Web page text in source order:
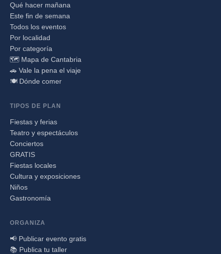
Qué hacer mañana
Este fin de semana
Todos los eventos
Por localidad
Por categoría
🗺️ Mapa de Cantabria
🚗 Vale la pena el viaje
🍽️ Dónde comer
TIPOS DE PLAN
Fiestas y ferias
Teatro y espectáculos
Conciertos
GRATIS
Fiestas locales
Cultura y exposiciones
Niños
Gastronomía
ORGANIZA
📢 Publicar evento gratis
📚 Publica tu taller